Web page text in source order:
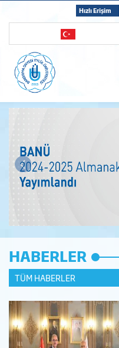
Hızlı Erişim
TÜM HABERLER
HABERLER